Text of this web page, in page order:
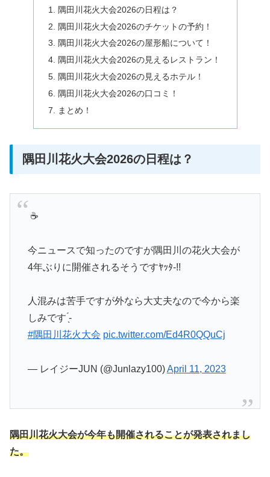
隅田川花火大会2026の日程は？
隅田川花火大会2026のチケットの予約！
隅田川花火大会2026の屋形船について！
隅田川花火大会2026の見えるレストラン！
隅田川花火大会2026の見えるホテル！
隅田川花火大会2026の口コミ！
まとめ！
隅田川花火大会2026の日程は？
︎ ☕️
今ニュースで知ったのですが隅田川の花火大会が
4年ぶりに開催されるそうですﾔｯﾀ-!!
人混みは苦手ですが外なら大丈夫なので今から楽
しみです ̖́-
#隅田川花火大会 pic.twitter.com/Ed4R0QQuCj
— レイジーJUN (@Junlazy100)April 11, 2023
隅田川花火大会が今年も開催されることが発表されまし
た。